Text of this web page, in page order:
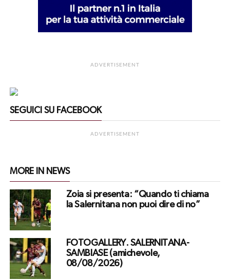
ADVERTISEMENT
SEGUICI SU FACEBOOK
ADVERTISEMENT
MORE IN NEWS
Zoia si presenta: “Quando ti chiama
la Salernitana non puoi dire di no”
FOTOGALLERY. SALERNITANA-
SAMBIASE (amichevole,
08/08/2026)